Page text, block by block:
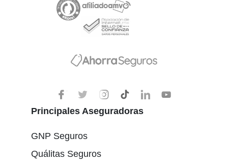
Principales Aseguradoras
GNP Seguros
Quálitas Seguros